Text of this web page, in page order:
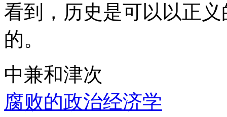
看到，历史是可以以正
的。
中兼和津次
腐败的政治经济学